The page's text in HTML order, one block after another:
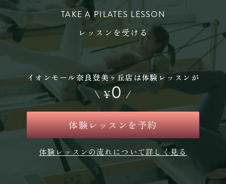
TAKE A PILATES LESSON
レッスンを受ける
イオンモール奈良登美ヶ丘店は体験レッスンが
\¥0 /
体験レッスンを予約
体験レッスンの流れについて詳しく見る